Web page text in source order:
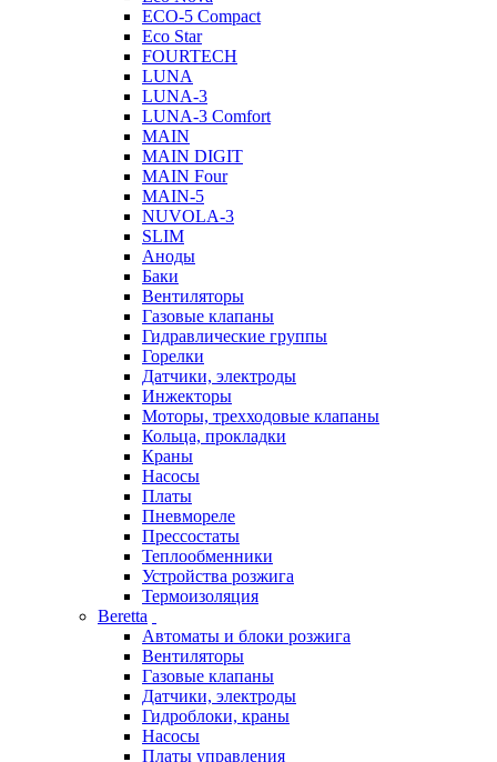
ECO-5 Compact
Eco Star
FOURTECH
LUNA
LUNA-3
LUNA-3 Comfort
MAIN
MAIN DIGIT
MAIN Four
MAIN-5
NUVOLA-3
SLIM
Аноды
Баки
Вентиляторы
Газовые клапаны
Гидравлические группы
Горелки
Датчики, электроды
Инжекторы
Моторы, трехходовые клапаны
Кольца, прокладки
Краны
Насосы
Платы
Пневмореле
Прессостаты
Теплообменники
Устройства розжига
Термоизоляция
Beretta
Автоматы и блоки розжига
Вентиляторы
Газовые клапаны
Датчики, электроды
Гидроблоки, краны
Насосы
Платы управления